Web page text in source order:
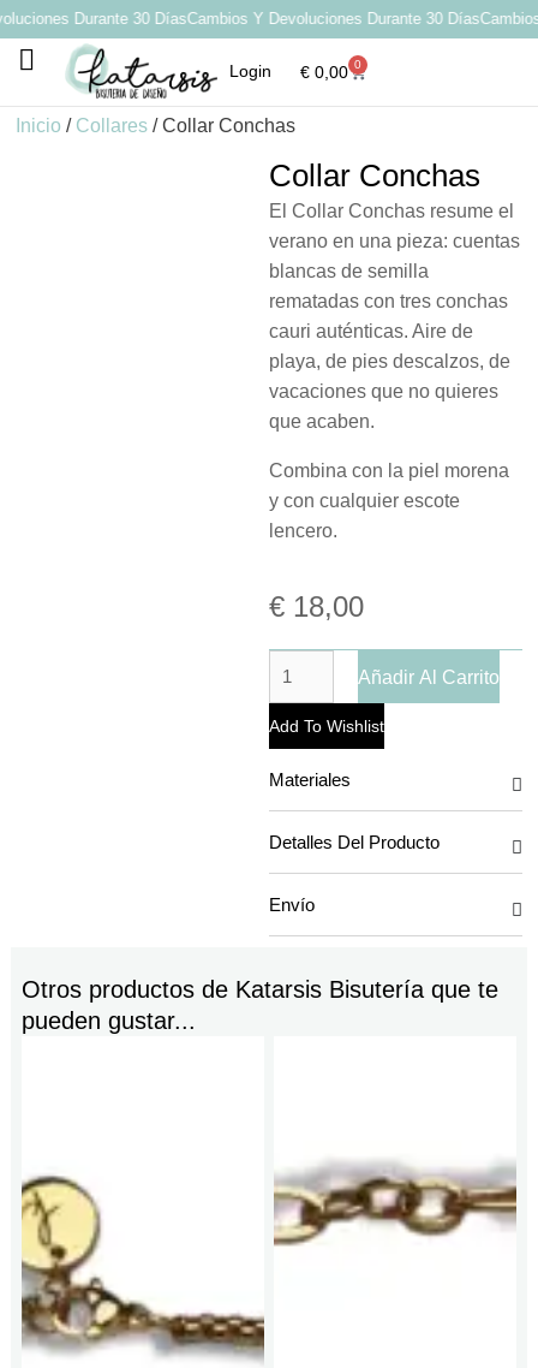
Durante 30 DíasCambios Y Devoluciones Durante 30 DíasCambios
Login €0,00 0
Inicio / Collares / Collar Conchas
Collar Conchas
El Collar Conchas resume el
verano en una pieza: cuentas
blancas de semilla
rematadas con tres conchas
cauri auténticas. Aire de
playa, de pies descalzos, de
vacaciones que no quieres
que acaben.
Combina con la piel morena
y con cualquier escote
lencero.
€ 18,00
Añadir Al Carrito
Add To Wishlist
Materiales
Detalles Del Producto
Envío
Otros productos de Katarsis Bisuteríaque te
pueden gustar...